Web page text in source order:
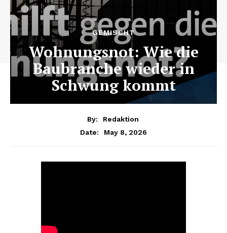
GEMISCHT
Wohnungsnot: Wie die
Baubranche wieder in
Schwung kommt
By:
Redaktion
Date:
May 8, 2026